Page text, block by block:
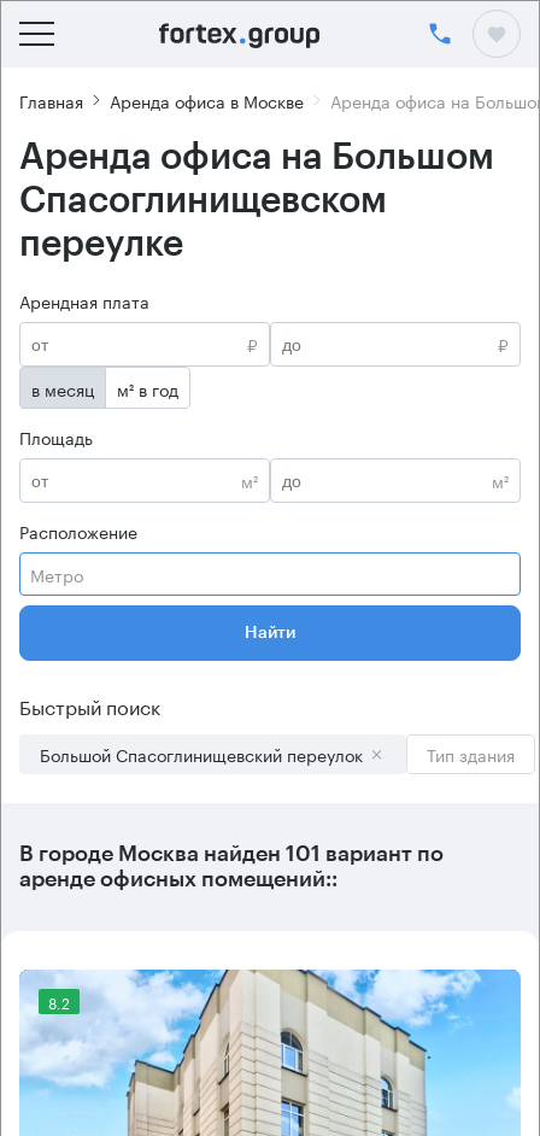
Главная Аренда офиса в Москве Аренда офиса на
Аренда офиса на Большом
Спасоглинищевском
переулке
Арендная плата
₽
₽
в месяц
м² в год
Площадь
м²
м²
Расположение
Метро
Найти
Быстрый поиск
Большой Спасоглинищевский переулок Тип здания
В городе Москва найден 101 вариант по
аренде офисных помещений::
8.2